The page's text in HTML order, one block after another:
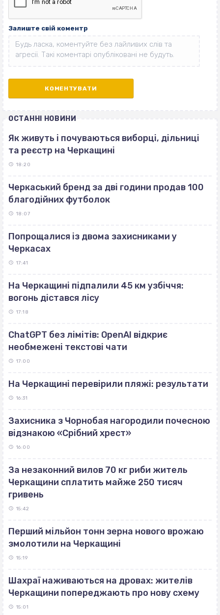
Залиште свій коментр
ОСТАННІ НОВИНИ
Як живуть і почуваються виборці, дільниці
та реєстр на Черкащині
18:20
Черкаський бренд за дві години продав 100
благодійних футболок
18:07
Попрощалися із двома захисниками у
Черкасах
17:41
На Черкащині підпалили 45 км узбіччя:
вогонь дістався лісу
17:18
ChatGPT без лімітів: OpenAI відкриє
необмежені текстові чати
17:00
На Черкащині перевірили пляжі: результати
16:31
Захисника з Чорнобая нагородили почесною
відзнакою «Срібний хрест»
16:00
За незаконний вилов 70 кг риби житель
Черкащини сплатить майже 250 тисяч
гривень
15:42
Перший мільйон тонн зерна нового врожаю
змолотили на Черкащині
15:19
Шахраї наживаються на дровах: жителів
Черкащини попереджають про нову схему
15:01